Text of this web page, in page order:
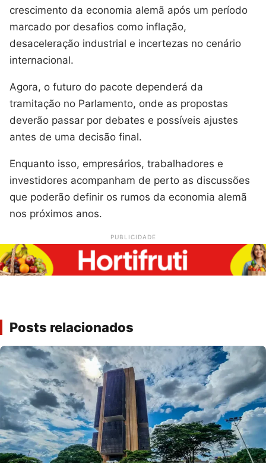
crescimento da economia alemã após um período
marcado por desafios como inflação,
desaceleração industrial e incertezas no cenário
internacional.
Agora, o futuro do pacote dependerá da
tramitação no Parlamento, onde as propostas
deverão passar por debates e possíveis ajustes
antes de uma decisão final.
Enquanto isso, empresários, trabalhadores e
investidores acompanham de perto as discussões
que poderão definir os rumos da economia alemã
nos próximos anos.
PUBLICIDADE
Posts relacionados